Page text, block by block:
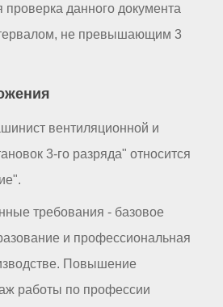
данного документа
не превышающим 3
вентиляционной и
3-го разряда" относится
требования - базовое
и профессиональная
Повышение
работы по профессии